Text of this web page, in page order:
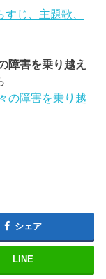
じ、主題歌、
障害を乗り越え
の障害を乗り越
シェア
LINE